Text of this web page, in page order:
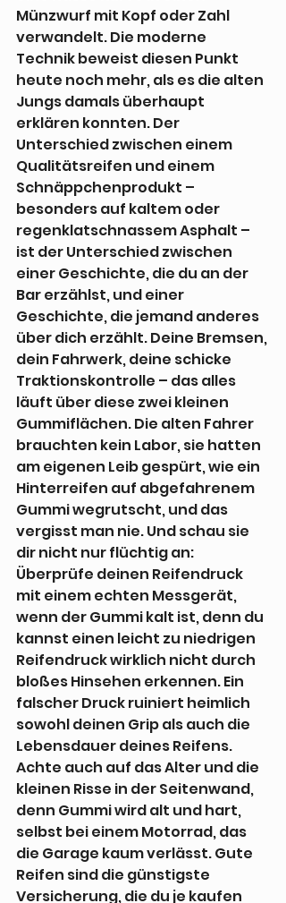
Münzwurf mit Kopf oder Zahl
verwandelt. Die moderne
Technik beweist diesen Punkt
heute noch mehr, als es die alten
Jungs damals überhaupt
erklären konnten. Der
Unterschied zwischen einem
Qualitätsreifen und einem
Schnäppchenprodukt –
besonders auf kaltem oder
regenklatschnassem Asphalt –
ist der Unterschied zwischen
einer Geschichte, die du an der
Bar erzählst, und einer
Geschichte, die jemand anderes
über dich erzählt. Deine Bremsen,
dein Fahrwerk, deine schicke
Traktionskontrolle – das alles
läuft über diese zwei kleinen
Gummiflächen. Die alten Fahrer
brauchten kein Labor, sie hatten
am eigenen Leib gespürt, wie ein
Hinterreifen auf abgefahrenem
Gummi wegrutscht, und das
vergisst man nie. Und schau sie
dir nicht nur flüchtig an:
Überprüfe deinen Reifendruck
mit einem echten Messgerät,
wenn der Gummi kalt ist, denn du
kannst einen leicht zu niedrigen
Reifendruck wirklich nicht durch
bloßes Hinsehen erkennen. Ein
falscher Druck ruiniert heimlich
sowohl deinen Grip als auch die
Lebensdauer deines Reifens.
Achte auch auf das Alter und die
kleinen Risse in der Seitenwand,
denn Gummi wird alt und hart,
selbst bei einem Motorrad, das
die Garage kaum verlässt. Gute
Reifen sind die günstigste
Versicherung, die du je kaufen